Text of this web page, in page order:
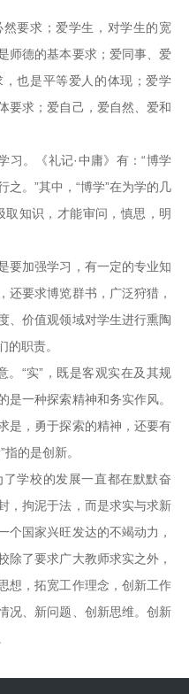
要求；爱学生，对学生的宽
师德的基本要求；爱同事、爱
也是平等爱人的体现；爱学
要求；爱自己，爱自然、爱和
习。《礼记·中庸》有：“博学
。”其中，“博学”在为学的几
取知识，才能审问，慎思，明
要加强学习，有一定的专业知
还要求博览群书，广泛狩猎，
、价值观领域对学生进行熏陶
的职责。
。“实”，既是客观实在及其规
是一种探索精神和务实作风。
是，勇于探索的精神，还要有
的是创新。
学校的发展一直都在默默奋
，拘泥于法，而是求实与求新
个国家兴旺发达的不竭动力，
除了要求广大教师求实之外，
想，拓宽工作理念，创新工作
况、新问题、创新思维。创新